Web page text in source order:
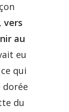
vers
au
eu
qui
du